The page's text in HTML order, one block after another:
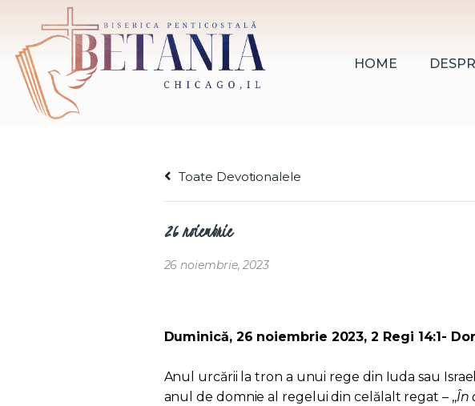
HOME
DESPRE
Toate Devotionalele
26 noiembrie
26 noiembrie, 2023
Duminică, 26 noiembrie 2023, 2 Regi 14:1-
Anul urcării la tron a unui rege din Iuda sau
anul de domnie al regelui din celălalt regat – ,,În